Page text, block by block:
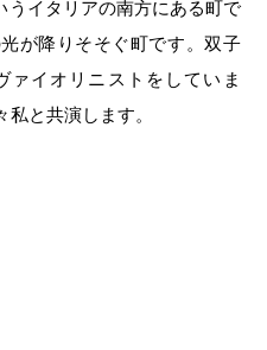
うイタリアの南方にある町で
が降りそそぐ町です。双子
ァイオリニストをしていま
と共演します。